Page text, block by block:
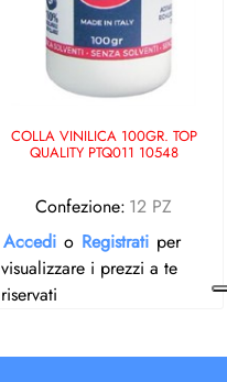
COLLA VINILICA 100GR. TOP
QUALITY PTQ011 10548
Confezione: 12 PZ
Accedi o Registrati per
visualizzare i prezzi a te
riservati